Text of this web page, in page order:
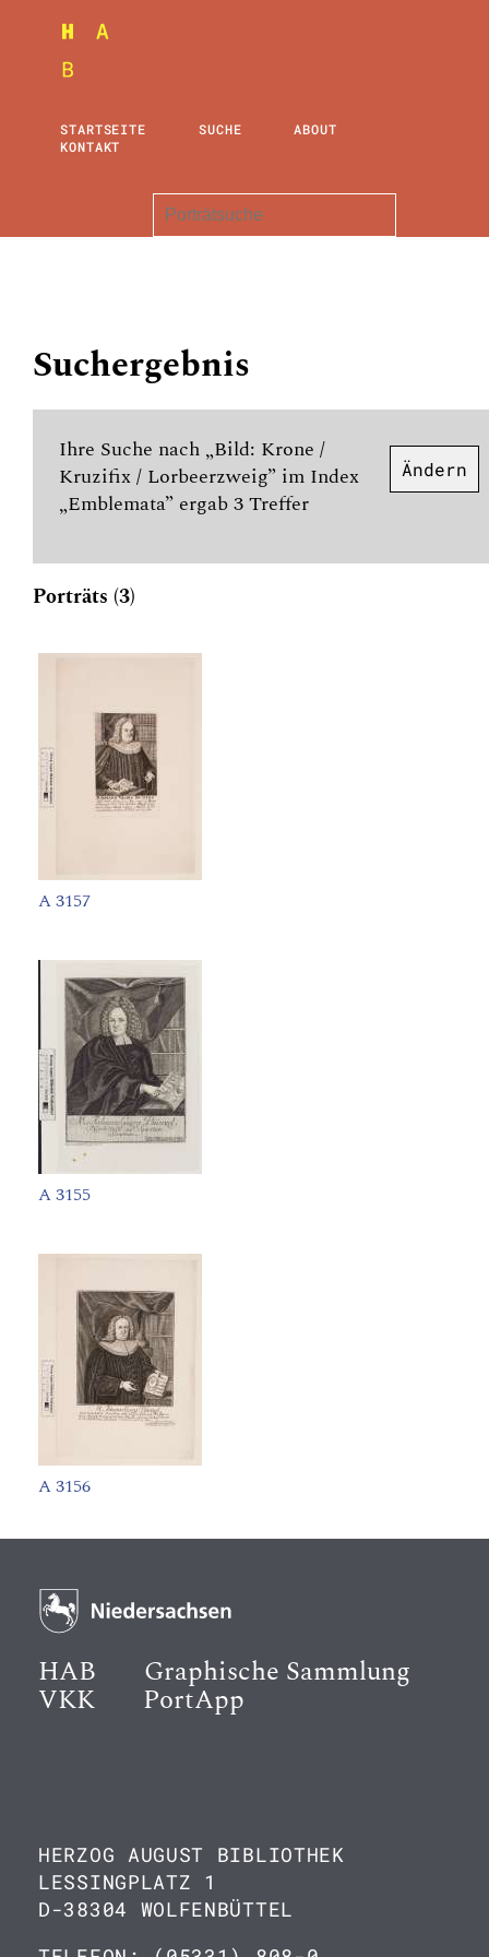
STARTSEITE SUCHE
ABOUT
KONTAKT
Suchergebnis
Ihre Suche nach „Bild: Krone /
Kruzifix / Lorbeerzweig” im Index
„Emblemata” ergab 3 Treffer
Ändern
Porträts (3)
A 3157
A 3155
A 3156
HAB Graphische Sammlung
VKK PortApp
HERZOG AUGUST BIBLIOTHEK
LESSINGPLATZ 1
D-38304 WOLFENBÜTTEL